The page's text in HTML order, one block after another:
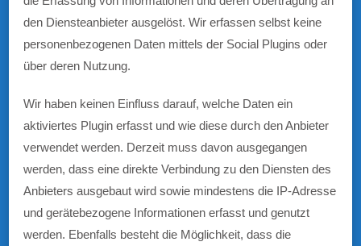
den Diensteanbieter ausgelöst. Wir erfassen selbst keine
personenbezogenen Daten mittels der Social Plugins oder
über deren Nutzung.
Wir haben keinen Einfluss darauf, welche Daten ein
aktiviertes Plugin erfasst und wie diese durch den Anbieter
verwendet werden. Derzeit muss davon ausgegangen
werden, dass eine direkte Verbindung zu den Diensten des
Anbieters ausgebaut wird sowie mindestens die IP-Adresse
und gerätebezogene Informationen erfasst und genutzt
werden. Ebenfalls besteht die Möglichkeit, dass die